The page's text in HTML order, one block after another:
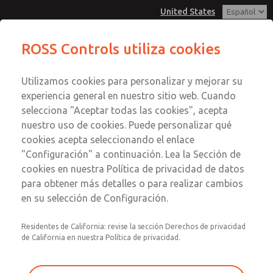
United States
Cuenta
Ver Carrito de Compra
Registrarse
Inscribirse
Serie MD3
MD353MDB2C32S
Enviar esta página por correo
electrónico
Servicio al Cliente
1-800-GET-ROSS
Servicio Tecnico
1-888-TEK-ROSS
ROSS Controls utiliza cookies
Utilizamos cookies para personalizar y mejorar su
experiencia general en nuestro sitio web. Cuando
selecciona "Aceptar todas las cookies", acepta
nuestro uso de cookies. Puede personalizar qué
cookies acepta seleccionando el enlace
"Configuración" a continuación. Lea la Sección de
cookies en nuestra Política de privacidad de datos
para obtener más detalles o para realizar cambios
en su selección de Configuración.
Residentes de California: revise la sección Derechos de privacidad
de California en nuestra Política de privacidad.